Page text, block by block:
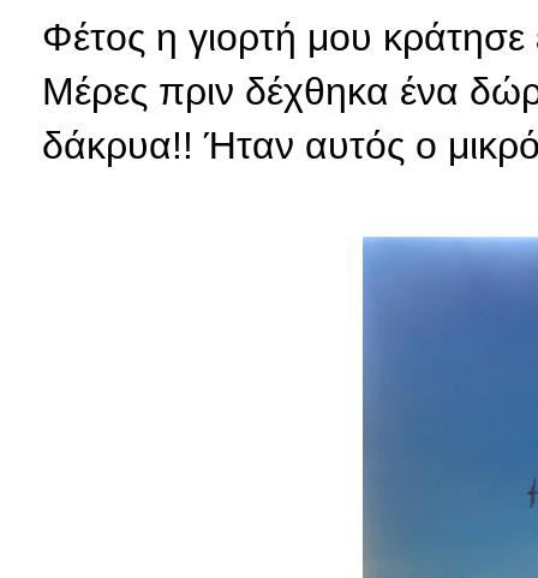
Φέτος η γιορτή μου
Μέρες πριν δέχθηκα ένα
δάκρυα!! Ήταν αυτός ο